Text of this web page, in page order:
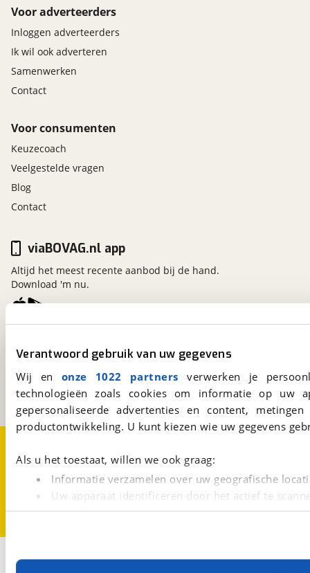
Verantwoord gebruik van uw gegevens
Wij en onze 1022 partners verwerken je
technologieën zoals cookies om informatie op
gepersonaliseerde advertenties en content,
productontwikkeling. U kunt kiezen wie uw gegevens
Als u het toestaat, willen we ook graag:
Informatie verzamelen over uw geografische
Uw apparaat identificeren door het actief te
Lees meer over hoe uw persoonlijke gegevens worden
Met cookies en vergelijkbare technieken zorgen we
Voor adverteerders
Inloggen adverteerders
Ik wil ook adverteren
Samenwerken
Contact
Voor consumenten
Keuzecoach
Veelgestelde vragen
Blog
Contact
Kosterijland15
Een initiatief van
BOVAG
viaBOVAG.nl app
Altijd het meest recente aanbod bij de hand.
Download 'm nu.
CookievoorkeurenVacatures